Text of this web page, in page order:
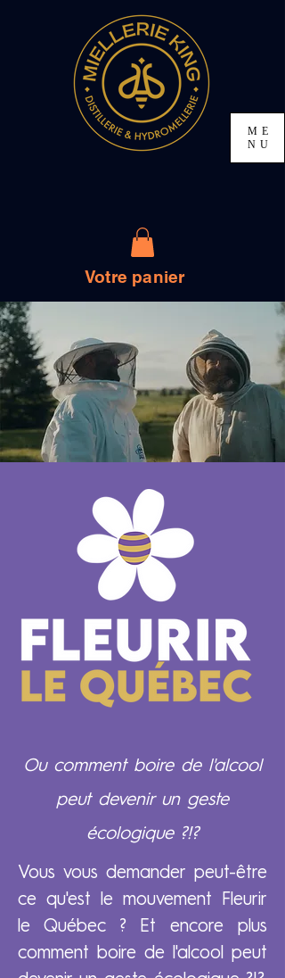
ME
NU
Votre panier
Ou comment boire de l'alcool
peut devenir un geste
écologique ?!?
Vous vous demander peut-être
ce qu'est le mouvement Fleurir
le Québec ? Et encore plus
comment boire de l'alcool peut